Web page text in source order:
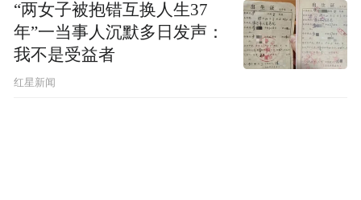
“两女子被抱错互换人生37
年”一当事人沉默多日发声：
我不是受益者
红星新闻